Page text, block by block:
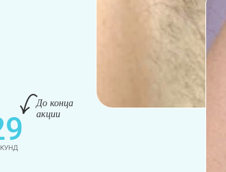
До конца
акции